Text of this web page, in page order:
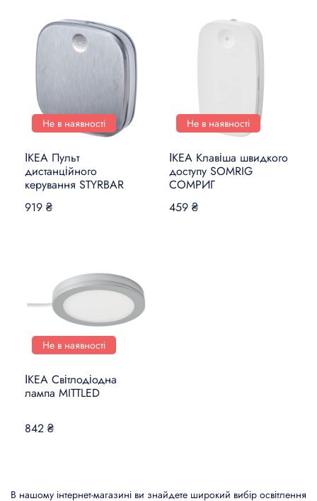
Не в наявності
ІКЕА Пульт
дистанційного
керування STYRBAR
919 ₴
Не в наявності
ІКЕА Клавіша швидкого
доступу SOMRIG
СОМРИГ
459 ₴
Не в наявності
ІКЕА Світлодіодна
лампа MITTLED
842 ₴
В нашому інтернет-магазині ви знайдете широкий вибір освітлення